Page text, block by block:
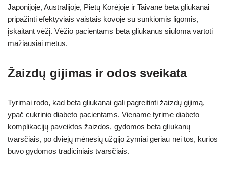
Japonijoje, Australijoje, Pietų Korėjoje ir Taivane beta gliukanai
pripažinti efektyviais vaistais kovoje su sunkiomis ligomis,
įskaitant vėžį. Vėžio pacientams beta gliukanus siūloma vartoti
mažiausiai metus.
Žaizdų gijimas ir odos sveikata
Tyrimai rodo, kad beta gliukanai gali pagreitinti žaizdų gijimą,
ypač cukrinio diabeto pacientams. Viename tyrime diabeto
komplikacijų paveiktos žaizdos, gydomos beta gliukanų
tvarsčiais, po dviejų mėnesių užgijo žymiai geriau nei tos, kurios
buvo gydomos tradiciniais tvarsčiais.